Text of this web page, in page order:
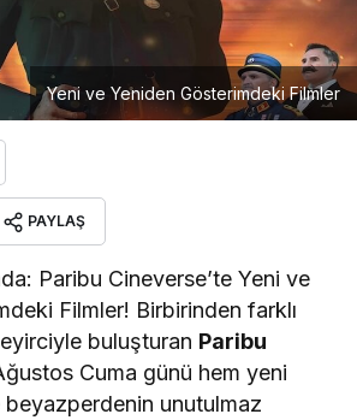
Yeni ve Yeniden Gösterimdeki Filmler
PAYLAŞ
Paribu Cineverse’te Yeni ve
Filmler! Birbirinden farklı
buluşturan Paribu
Cuma günü hem yeni
beyazperdenin unutulmaz